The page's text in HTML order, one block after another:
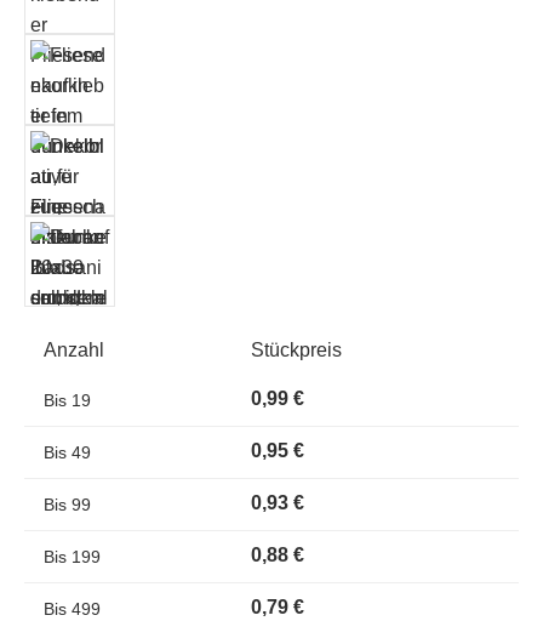
Anzahl Stückpreis
Bis 19 0,99 €
Bis 49 0,95 €
Bis 99 0,93 €
Bis 199 0,88 €
Bis 499 0,79 €